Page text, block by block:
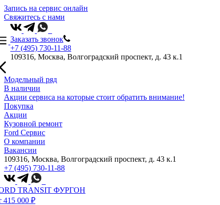
Запись на сервис онлайн
Свяжитесь с нами
Заказать звонок
+7 (495) 730-11-88
109316, Москва, Волгоградский проспект, д. 43 к.1
Модельный ряд
В наличии
Акции сервиса на которые стоит обратить внимание!
Покупка
Акции
Кузовной ремонт
Ford Сервис
О компании
Вакансии
109316, Москва, Волгоградский проспект, д. 43 к.1
+7 (495) 730-11-88
TRANSIT ФУРГОН
415 000 ₽